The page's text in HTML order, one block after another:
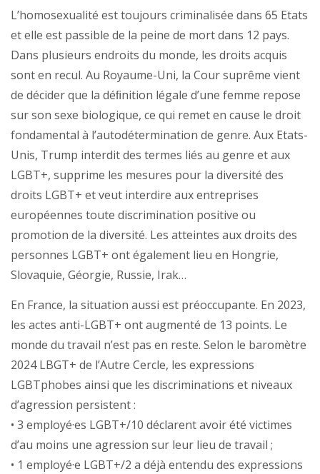
L’homosexualité est toujours criminalisée dans 65 Etats
et elle est passible de la peine de mort dans 12 pays.
Dans plusieurs endroits du monde, les droits acquis
sont en recul. Au Royaume-Uni, la Cour suprême vient
de décider que la déﬁnition légale d’une femme repose
sur son sexe biologique, ce qui remet en cause le droit
fondamental à l’autodétermination de genre. Aux Etats-
Unis, Trump interdit des termes liés au genre et aux
LGBT+, supprime les mesures pour la diversité des
droits LGBT+ et veut interdire aux entreprises
européennes toute discrimination positive ou
promotion de la diversité. Les atteintes aux droits des
personnes LGBT+ ont également lieu en Hongrie,
Slovaquie, Géorgie, Russie, Irak…
En France, la situation aussi est préoccupante. En 2023,
les actes anti-LGBT+ ont augmenté de 13 points. Le
monde du travail n’est pas en reste. Selon le baromètre
2024 LBGT+ de l’Autre Cercle, les expressions
LGBTphobes ainsi que les discriminations et niveaux
d’agression persistent :
• 3 employé·es LGBT+/10 déclarent avoir été victimes
d’au moins une agression sur leur lieu de travail ;
• 1 employé·e LGBT+/2 a déjà entendu des expressions